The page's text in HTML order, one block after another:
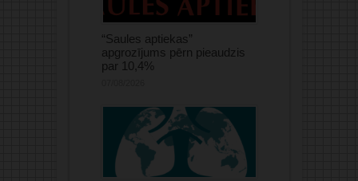
“Saules aptiekas”
apgrozījums pērn pieaudzis
par 10,4%